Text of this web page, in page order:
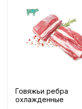
Говяжьи ребра
охлажденные